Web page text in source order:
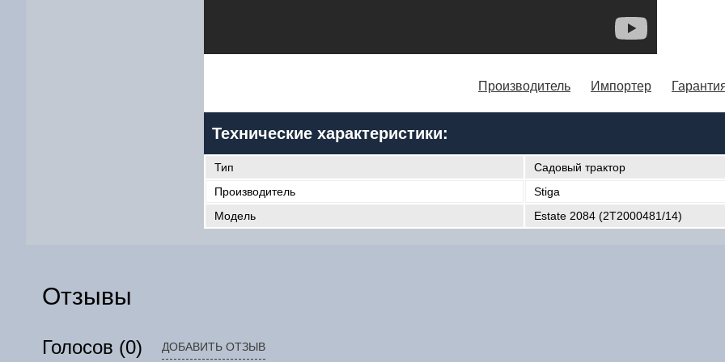
Производитель Импортер
Технические характеристики:
Тип
Садовый трактор
Производитель
Stiga
Модель
Estate 2084 (2T2000481/14)
Отзывы
Голосов (0) ДОБАВИТЬ ОТЗЫВ